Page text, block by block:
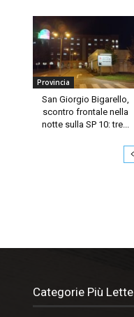
Provincia
San Giorgio Bigarello,
scontro frontale nella
notte sulla SP 10: tre...
Categorie Più Lette